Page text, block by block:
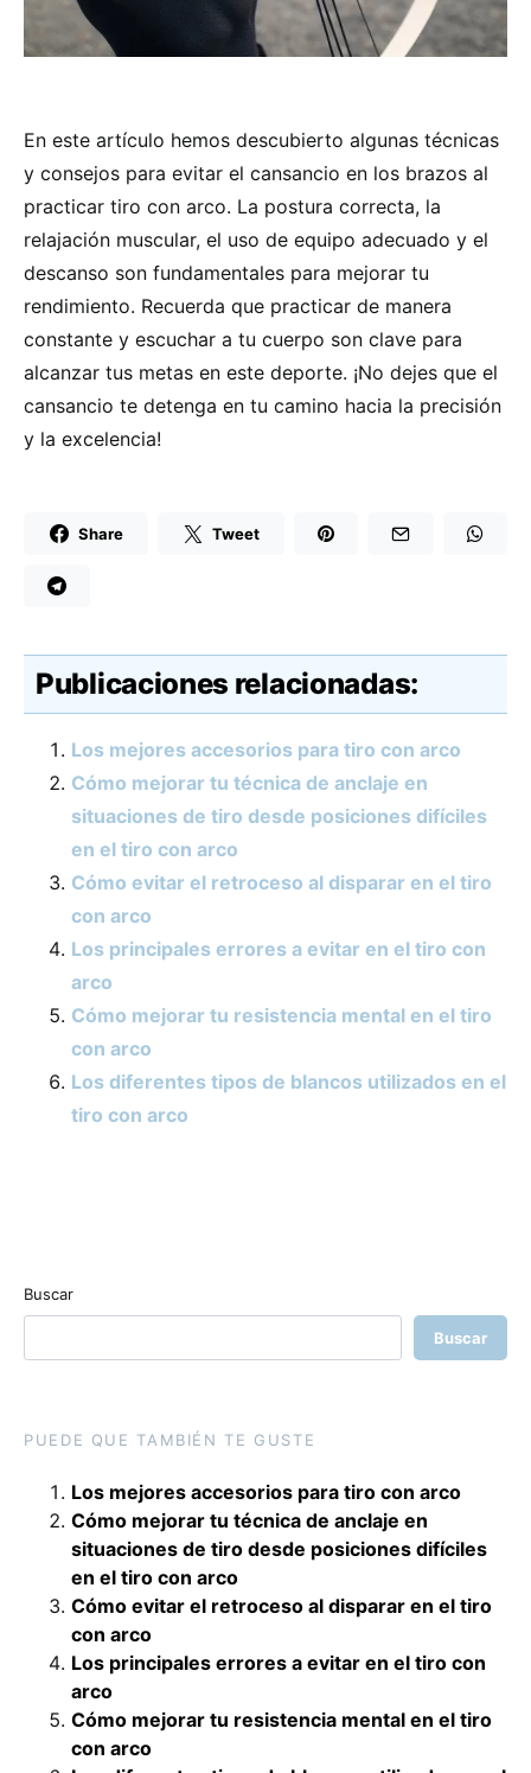
En este artículo hemos descubierto algunas técnicas
y consejos para evitar el cansancio en los brazos al
practicar tiro con arco. La postura correcta, la
relajación muscular, el uso de equipo adecuado y el
descanso son fundamentales para mejorar tu
rendimiento. Recuerda que practicar de manera
constante y escuchar a tu cuerpo son clave para
alcanzar tus metas en este deporte. ¡No dejes que el
cansancio te detenga en tu camino hacia la precisión
y la excelencia!
Share Tweet
Publicaciones relacionadas:
Los mejores accesorios para tiro con arco
Cómo mejorar tu técnica de anclaje en
situaciones de tiro desde posiciones difíciles
en el tiro con arco
Cómo evitar el retroceso al disparar en el tiro
con arco
Los principales errores a evitar en el tiro con
arco
Cómo mejorar tu resistencia mental en el tiro
con arco
Los diferentes tipos de blancos utilizados en el
tiro con arco
Buscar
Buscar
PUEDE QUE TAMBIÉN TE GUSTE
Los mejores accesorios para tiro con arco
Cómo mejorar tu técnica de anclaje en
situaciones de tiro desde posiciones difíciles
en el tiro con arco
Cómo evitar el retroceso al disparar en el tiro
con arco
Los principales errores a evitar en el tiro con
arco
Cómo mejorar tu resistencia mental en el tiro
con arco